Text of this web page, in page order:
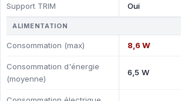
Support TRIM Oui
ALIMENTATION
Consommation (max) 8,6 W
Consommation d'énergie
(moyenne)
6,5 W